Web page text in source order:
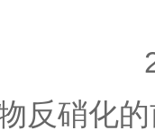
反硝化